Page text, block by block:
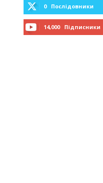
0 Послідовники
14,000 Підписники